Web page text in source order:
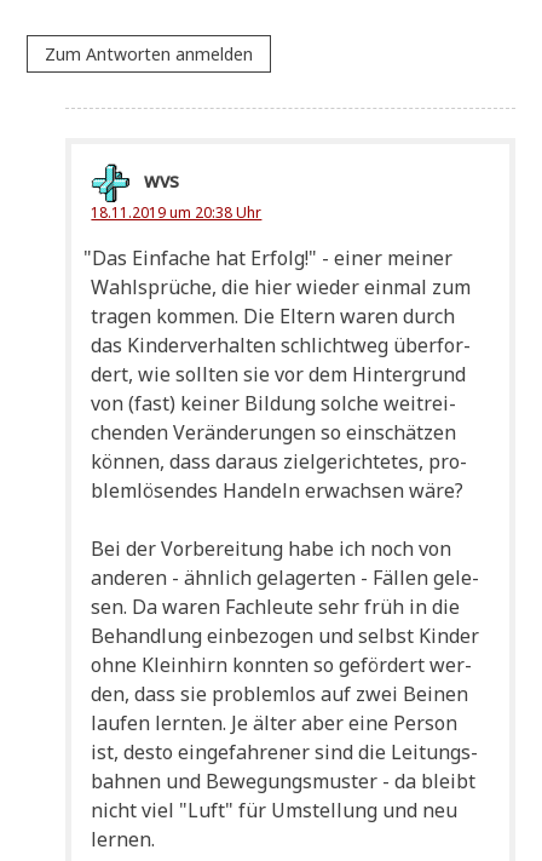
Zum Antworten anmelden
wvs
18.11.2019 um 20:38 Uhr
"Das Ein­fa­che hat Erfolg!" - einer mei­ner
Wahl­sprü­che, die hier wie­der ein­mal zum
tra­gen kom­men. Die Eltern waren durch
das Kin­der­ver­hal­ten schlicht­weg über­for­
dert, wie soll­ten sie vor dem Hin­ter­grund
von (fast) kei­ner Bil­dung sol­che weit­rei­
chen­den Ver­än­de­run­gen so ein­schät­zen
kön­nen, dass dar­aus ziel­ge­rich­te­tes, pro­
blem­lö­sen­des Han­deln erwach­sen wäre?
Bei der Vor­be­rei­tung habe ich noch von
ande­ren - ähn­lich gela­ger­ten - Fäl­len gele­
sen. Da waren Fach­leu­te sehr früh in die
Behand­lung ein­be­zo­gen und selbst Kin­der
ohne Klein­hirn konn­ten so geför­dert wer­
den, dass sie pro­blem­los auf zwei Bei­nen
lau­fen lern­ten. Je älter aber eine Per­son
ist, desto ein­ge­fah­re­ner sind die Lei­tungs­
bah­nen und Bewe­gungs­mu­ster - da bleibt
nicht viel "Luft" für Umstel­lung und neu
lernen.